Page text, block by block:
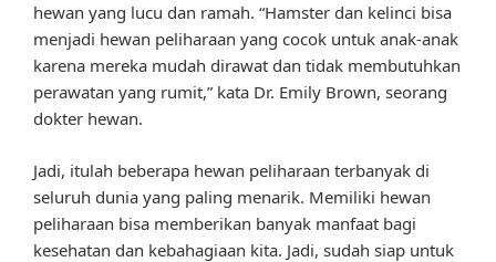
hewan yang lucu dan ramah. “Hamster dan kelinci bisa
menjadi hewan peliharaan yang cocok untuk anak-anak
karena mereka mudah dirawat dan tidak membutuhkan
perawatan yang rumit,” kata Dr. Emily Brown, seorang
dokter hewan.
Jadi, itulah beberapa hewan peliharaan terbanyak di
seluruh dunia yang paling menarik. Memiliki hewan
peliharaan bisa memberikan banyak manfaat bagi
kesehatan dan kebahagiaan kita. Jadi, sudah siap untuk